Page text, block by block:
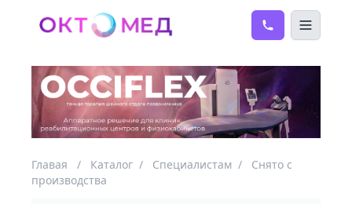
Главая / Каталог / Специалистам /
Снято с
производства